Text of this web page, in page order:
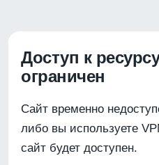
Доступ к
ограничен
Сайт временно
либо вы используете
сайт будет доступен.